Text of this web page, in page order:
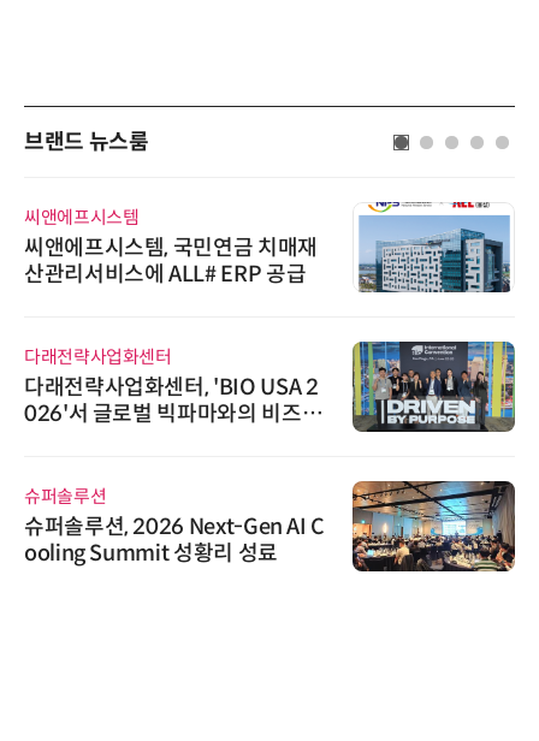
브랜드 뉴스룸
씨앤에프시스템
씨앤에프시스템, 국민연금 치매재
산관리서비스에 ALL# ERP 공급
다래전략사업화센터
다래전략사업화센터, 'BIO USA 2
026'서 글로벌 빅파마와의 비즈니
슈퍼솔루션
슈퍼솔루션, 2026 Next-Gen AI C
ooling Summit 성황리 성료